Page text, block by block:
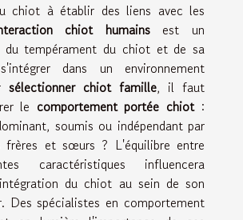
chiot à établir des liens avec les
chiot humainsest un
du tempérament du chiot et de sa
dans un environnement
sélectionner chiot famille, il faut
le comportement portée chiot:
soumis ou indépendant par
frères et sœurs ? L'équilibre entre
caractéristiques influencera
du chiot au sein de son
Des spécialistes en comportement